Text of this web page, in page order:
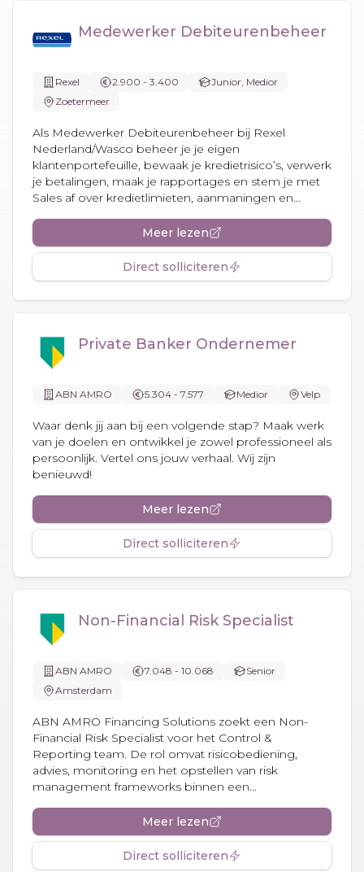
Medewerker Debiteurenbeheer
Rexel 2.900 - 3.400
Junior, Medior
Zoetermeer
Als Medewerker Debiteurenbeheer bij Rexel
Nederland/Wasco beheer je je eigen
klantenportefeuille, bewaak je kredietrisico’s, verwerk
je betalingen, maak je rapportages en stem je met
Sales af over kredietlimieten, aanmaningen en...
Meer lezen
Direct solliciteren
Private Banker Ondernemer
ABN AMRO 5.304 - 7.577 Medior Velp
Waar denk jij aan bij een volgende stap? Maak werk
van je doelen en ontwikkel je zowel professioneel als
persoonlijk. Vertel ons jouw verhaal. Wij zijn
benieuwd!
Meer lezen
Direct solliciteren
Non-Financial Risk Specialist
ABN AMRO 7.048 - 10.068
Senior
Amsterdam
ABN AMRO Financing Solutions zoekt een Non-
Financial Risk Specialist voor het Control &
Reporting team. De rol omvat risicobediening,
advies, monitoring en het opstellen van risk
management frameworks binnen een...
Meer lezen
Direct solliciteren